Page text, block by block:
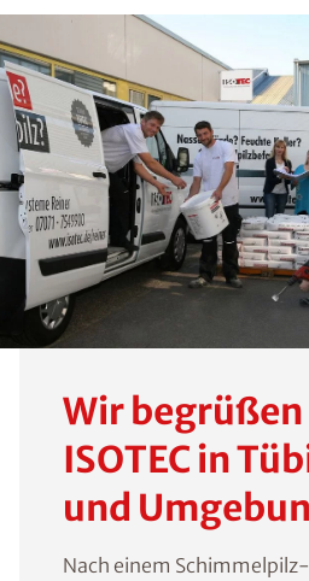
Wir begrüßen
ISOTEC in
und
Nach einem